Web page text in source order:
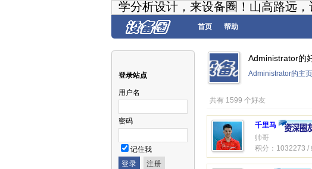
学分析设计，来设备圈！山高路远，
首页 帮助
登录站点
用户名
密码
记住我
Administrator的
Administrator的主页
共有 1599 个好友
千里马
帅哥
积分：1032273 /